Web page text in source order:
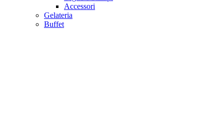
Accessori
Gelateria
Buffet